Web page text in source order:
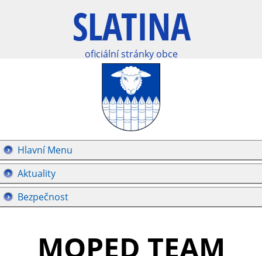
oficiální stránky obce
Hlavní Menu
Aktuality
Bezpečnost
MOPED TEAM